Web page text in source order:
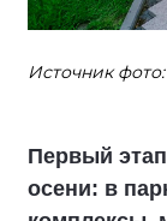
Источник
Первый
осени: в